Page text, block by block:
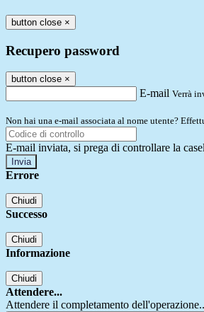
button close ×
Recupero password
button close ×
E-mail Verrà
Non hai una e-mail associata al nome utente?
E-mail inviata, si prega di controllare la
Errore
Chiudi
Successo
Chiudi
Informazione
Chiudi
Attendere...
Attendere il completamento